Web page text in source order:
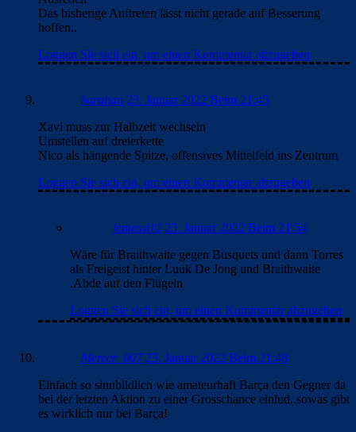
Das bisherige Auftreten lässt nicht gerade auf Besserung
hoffen..
Loggen Sie sich ein, um einen Kommentar abzugeben
karahan 23. Januar 2022 Beim 21:45
Xavi muss zur Halbzeit wechseln
Umstellen auf dreierkette
Nico als hängende Spitze, offensives Mittelfeld ins Zentrum
Loggen Sie sich ein, um einen Kommentar abzugeben
lemessi11 23. Januar 2022 Beim 21:54
Wäre für Braithwaite gegen Busquets und dann Torres
als Freigeist hinter Luuk De Jong und Braithwaite
.Abde auf den Flügeln
Loggen Sie sich ein, um einen Kommentar abzugeben
Mercer_007 23. Januar 2022 Beim 21:48
Einfach so sinnbildlich wie amateurhaft Barça den Gegner da
bei der letzten Aktion zu einer Grosschance einlud..sowas gibt
es wirklich nur bei Barça!